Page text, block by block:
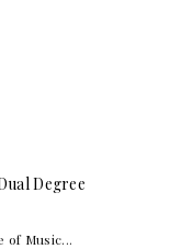
Degree
of Music...